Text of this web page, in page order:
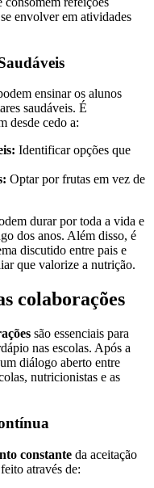
envolver em atividades
ensinar os alunos
saudáveis. É
desde cedo a:
Identificar opções que
Optar por frutas em vez de
durar por toda a vida e
dos anos. Além disso, é
discutido entre pais e
que valorize a nutrição.
colaborações
são essenciais para
nas escolas. Após a
diálogo aberto entre
nutricionistas e as
constante da aceitação
através de: